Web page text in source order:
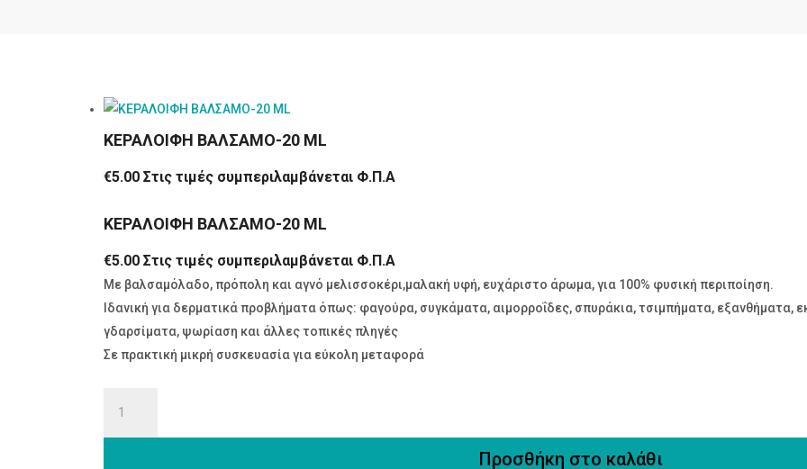
ΚΕΡΑΛΟΙΦΗ ΒΑΛΣΑΜΟ-20 ML
€5.00 Στις τιμές συμπεριλαμβάνεται Φ.Π.Α
ΚΕΡΑΛΟΙΦΗ ΒΑΛΣΑΜΟ-20 ML
€5.00 Στις τιμές συμπεριλαμβάνεται Φ.Π.Α
Με βαλσαμόλαδο, πρόπολη και αγνό μελισσοκέρι,μαλακή υφή, ευχάριστο άρωμα, για 100% φυσική περιποίηση.
Ιδανική για δερματικά προβλήματα όπως: φαγούρα, συγκάματα, αιμορροΐδες, σπυράκια, τσιμπήματα, εξανθήματα,
γδαρσίματα, ψωρίαση και άλλες τοπικές πληγές
Σε πρακτική μικρή συσκευασία για εύκολη μεταφορά
Προσθήκη στο καλάθι